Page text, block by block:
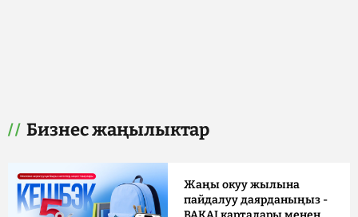
Бизнес жаңылыктар
Жаңы окуу жылына
пайдалуу даярданыңыз -